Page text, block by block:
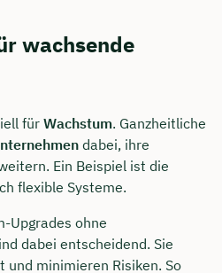
wachsende
für Wachstum. Ganzheitliche
dabei, ihre
Ein Beispiel ist die
flexible Systeme.
Upgrades ohne
dabei entscheidend. Sie
minimieren Risiken. So